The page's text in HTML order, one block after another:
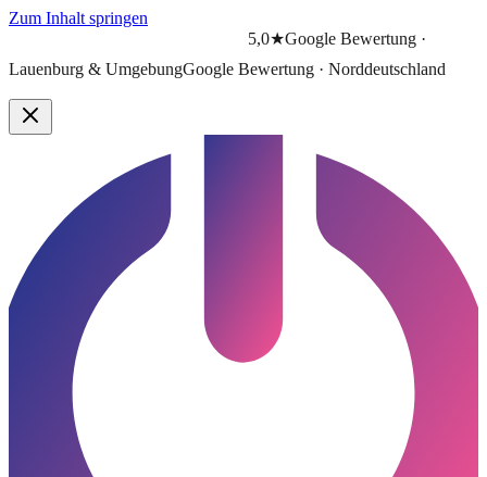
Zum Inhalt springen
5,0★Google Bewertung ·
Lauenburg & UmgebungGoogle Bewertung · Norddeutschland